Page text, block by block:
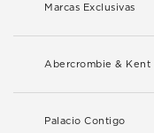
Marcas Exclusivas
Abercrombie & Kent
Palacio Contigo